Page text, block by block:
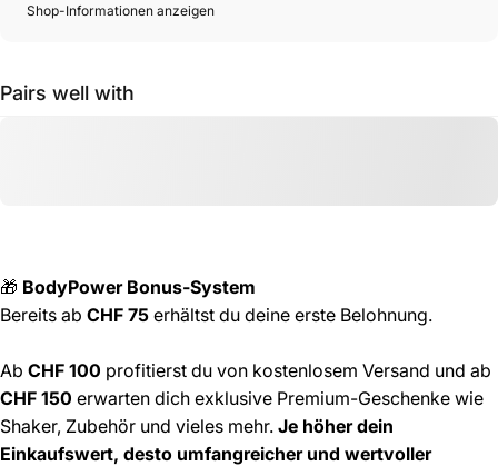
Shop-Informationen anzeigen
Pairs well with
🎁 BodyPower Bonus-System
Bereits ab CHF 75 erhältst du deine erste Belohnung.
Ab CHF 100 profitierst du von kostenlosem Versand und ab
CHF 150 erwarten dich exklusive Premium-Geschenke wie
Shaker, Zubehör und vieles mehr. Je höher dein
Einkaufswert, desto umfangreicher und wertvoller